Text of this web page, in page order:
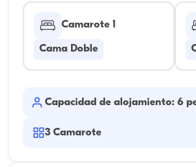
Camarote 1
Cama Doble
Capacidad de alojamiento: 6
3 Camarote